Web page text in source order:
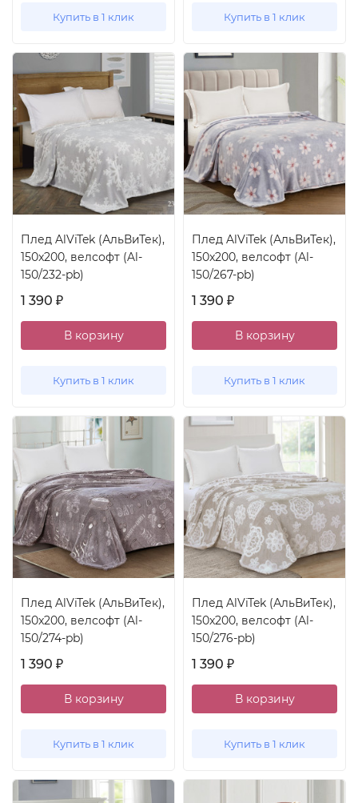
Купить в 1 клик Купить в 1 клик
Плед AlViTek (АльВиТек),
150x200, велсофт (Al-
150/232-pb)
1 390 ₽
В корзину
Купить в 1 клик
Плед AlViTek (АльВиТек),
150x200, велсофт (Al-
150/267-pb)
1 390 ₽
В корзину
Купить в 1 клик
Плед AlViTek (АльВиТек),
150x200, велсофт (Al-
150/274-pb)
1 390 ₽
В корзину
Купить в 1 клик
Плед AlViTek (АльВиТек),
150x200, велсофт (Al-
150/276-pb)
1 390 ₽
В корзину
Купить в 1 клик